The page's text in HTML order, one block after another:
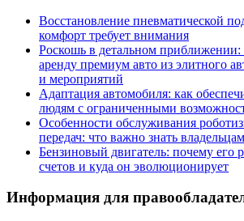
Восстановление пневматической
комфорт требует внимания
Роскошь в детальном
аренду премиум авто из элитного
и мероприятий
Адаптация автомобиля: как
людям с ограниченными
Особенности обслуживания
передач: что важно знать владельцам
Бензиновый двигатель: почему его
счетов и куда он эволюционирует
Информация для